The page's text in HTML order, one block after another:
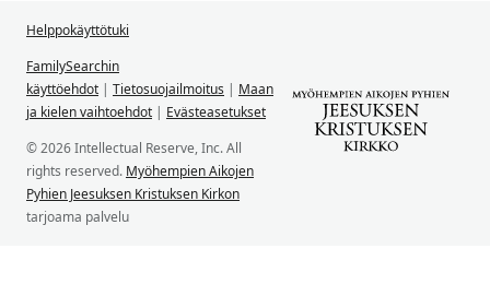
Helppokäyttötuki
FamilySearchin
käyttöehdot | Tietosuojailmoitus | Maan
ja kielen vaihtoehdot | Evästeasetukset
© 2026 Intellectual Reserve, Inc. All
rights reserved. Myöhempien Aikojen
Pyhien Jeesuksen Kristuksen Kirkon
tarjoama palvelu